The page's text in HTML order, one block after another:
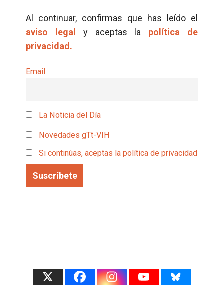
Al continuar, confirmas que has leído el
aviso legal
y aceptas la política de
privacidad.
Email
La Noticia del Día
Novedades gTt-VIH
Si continúas, aceptas la política de privacidad